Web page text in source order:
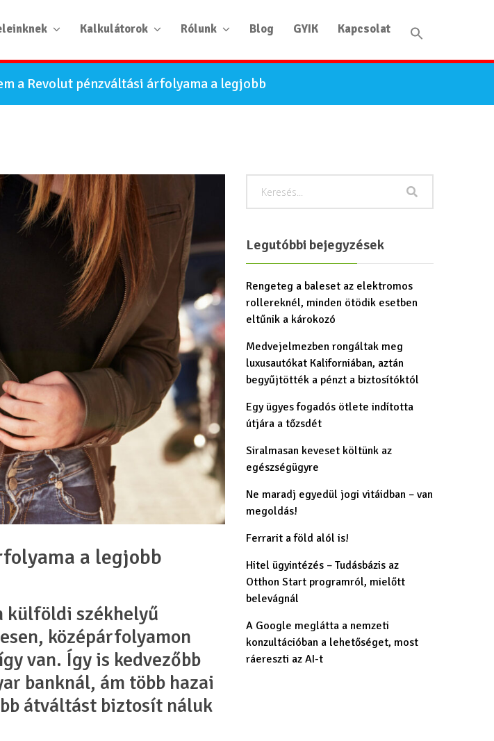
Kalkulátorok Rólunk Blog GYIK Kapcsolat
a Revolut pénzváltási árfolyama a legjobb
a legjobb
külföldi székhelyű
középárfolyamon
van. Így is kedvezőbb
banknál, ám több hazai
átváltást biztosít náluk
Legutóbbi bejegyzések
Rengeteg a baleset az elektromos
rollereknél, minden ötödik esetben
eltűnik a károkozó
Medvejelmezben rongáltak meg
luxusautókat Kaliforniában, aztán
begyűjtötték a pénzt a biztosítóktól
Egy ügyes fogadós ötlete indította
útjára a tőzsdét
Siralmasan keveset költünk az
egészségügyre
Ne maradj egyedül jogi vitáidban – van
megoldás!
Ferrarit a föld alól is!
Hitel ügyintézés – Tudásbázis az
Otthon Start programról, mielőtt
belevágnál
A Google meglátta a nemzeti
konzultációban a lehetőséget, most
ráereszti az AI-t